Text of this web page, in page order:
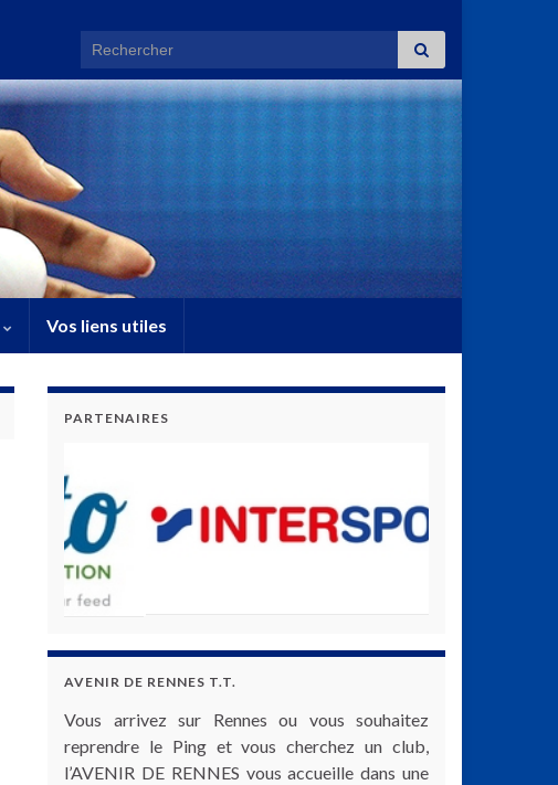
Search for:
Vos liens utiles
PARTENAIRES
AVENIR DE RENNES T.T.
Vous arrivez sur Rennes ou vous souhaitez
reprendre le Ping et vous cherchez un club,
l’AVENIR DE RENNES vous accueille dans une